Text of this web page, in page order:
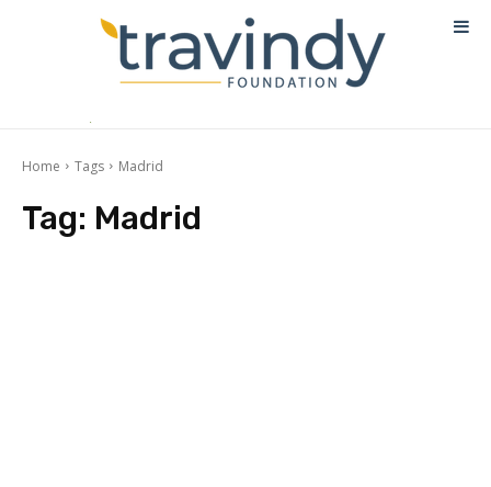
Home Tags Madrid
Tag: Madrid